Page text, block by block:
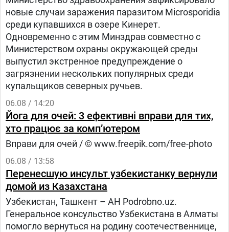
новые случаи заражения паразитом Microsporidia
среди купавшихся в озере Кинерет.
Одновременно с этим Минздрав совместно с
Министерством охраны окружающей среды
выпустил экстренное предупреждение о
загрязнении нескольких популярных среди
купальщиков северных ручьев.
06.08 / 14:20
Йога для очей: 3 ефективні вправи для тих,
хто працює за комп’ютером
Вправи для очей / © www.freepik.com/free-photo
06.08 / 13:58
Перенесшую инсульт узбекистанку вернули
домой из Казахстана
Узбекистан, Ташкент – АН Podrobno.uz.
Генеральное консульство Узбекистана в Алматы
помогло вернуться на родину соотечественнице,